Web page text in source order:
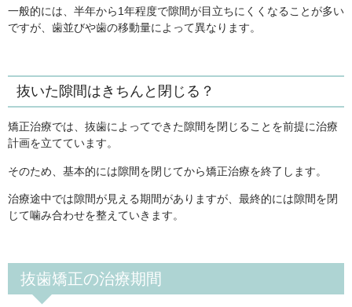
一般的には、半年から1年程度で隙間が目立ちにくくなることが多い
ですが、歯並びや歯の移動量によって異なります。
抜いた隙間はきちんと閉じる？
矯正治療では、抜歯によってできた隙間を閉じることを前提に治療
計画を立てています。
そのため、基本的には隙間を閉じてから矯正治療を終了します。
治療途中では隙間が見える期間がありますが、最終的には隙間を閉
じて噛み合わせを整えていきます。
抜歯矯正の治療期間